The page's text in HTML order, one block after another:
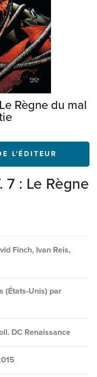
Règne du mal
L'ÉDITEUR
7 : Le Règne
Finch, Ivan Reis,
(États-Unis) par
DC Renaissance